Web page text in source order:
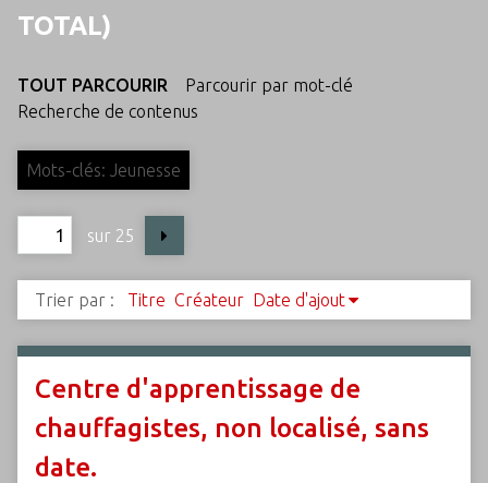
TOTAL)
TOUT PARCOURIR
Parcourir par mot-clé
Recherche de contenus
Mots-clés: Jeunesse
sur 25
Trier par : Titre Créateur Date d'ajout
Centre d'apprentissage de
chauffagistes, non localisé, sans
date.